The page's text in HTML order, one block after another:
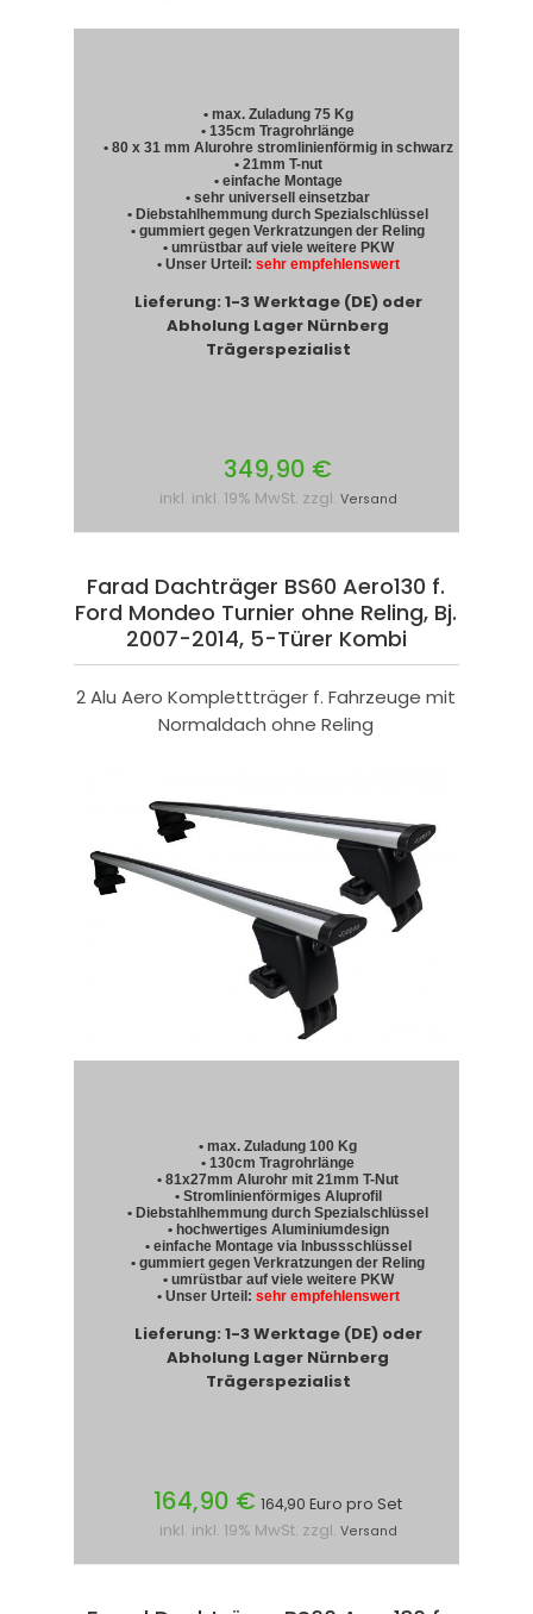
• max. Zuladung 75 Kg
• 135cm Tragrohrlänge
• 80 x 31 mm Alurohre stromlinienförmig in schwarz
• 21mm T-nut
• einfache Montage
• sehr universell einsetzbar
• Diebstahlhemmung durch Spezialschlüssel
• gummiert gegen Verkratzungen der Reling
• umrüstbar auf viele weitere PKW
• Unser Urteil: sehr empfehlenswert
Lieferung: 1-3 Werktage (DE) oder
Abholung Lager Nürnberg
Trägerspezialist
349,90 €
inkl. inkl. 19% MwSt. zzgl. Versand
Farad Dachträger BS60 Aero130 f.
Ford Mondeo Turnier ohne Reling, Bj.
2007-2014, 5-Türer Kombi
2 Alu Aero Komplettträger f. Fahrzeuge mit
Normaldach ohne Reling
• max. Zuladung 100 Kg
• 130cm Tragrohrlänge
• 81x27mm Alurohr mit 21mm T-Nut
• Stromlinienförmiges Aluprofil
• Diebstahlhemmung durch Spezialschlüssel
• hochwertiges Aluminiumdesign
• einfache Montage via Inbussschlüssel
• gummiert gegen Verkratzungen der Reling
• umrüstbar auf viele weitere PKW
• Unser Urteil: sehr empfehlenswert
Lieferung: 1-3 Werktage (DE) oder
Abholung Lager Nürnberg
Trägerspezialist
164,90 € 164,90 Euro pro Set
inkl. inkl. 19% MwSt. zzgl. Versand